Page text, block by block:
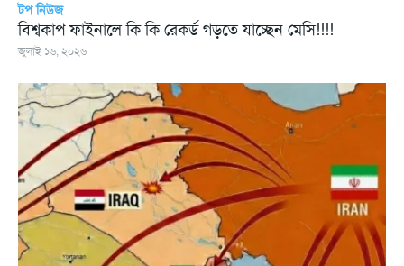
টপ নিউজ
বিশ্বকাপ ফাইনালে কি কি রেকর্ড গড়তে যাচ্ছেন মেসি!!!!
জুলাই ১৬, ২০২৬